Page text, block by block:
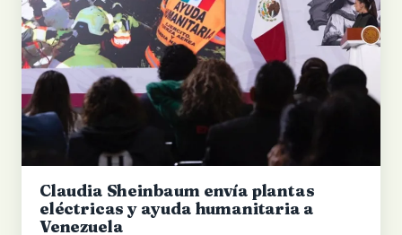
Claudia Sheinbaum envía plantas
eléctricas y ayuda humanitaria a
Venezuela